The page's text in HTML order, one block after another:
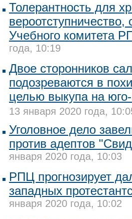
Толерантность для
вероотступничество,
Учебного комитета
года, 10:19
Двое сторонников
подозреваются в
целью выкупа на
13 января 2020 года,
Уголовное дело
против адептов
января 2020 года, 10:03
РПЦ прогнозирует
западных
января 2020 года, 10:02